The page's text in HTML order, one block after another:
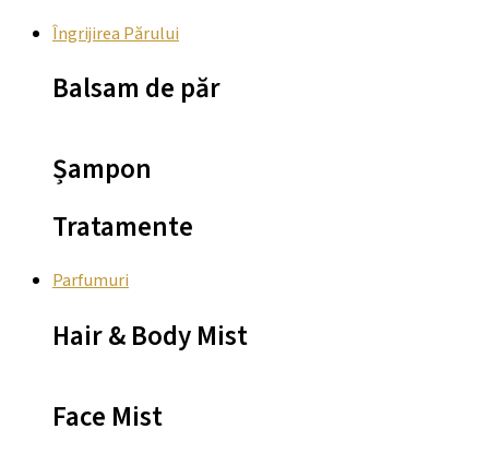
Îngrijirea Părului
Balsam de păr
Șampon
Tratamente
Parfumuri
Hair & Body Mist
Face Mist